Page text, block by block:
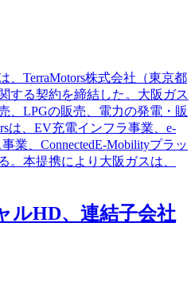
、TerraMotors株式会社（東京都
する契約を締結した。大阪ガス
、LPGの販売、電力の発電・販
は、EV充電インフラ事業、e-
業、ConnectedE-Mobilityプラッ
。本提携により大阪ガスは、
ルHD、連結子会社